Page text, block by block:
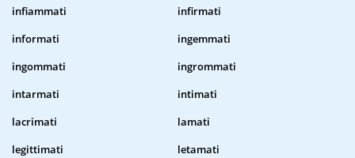
infiammati
infirmati
informati
ingemmati
ingommati
ingrommati
intarmati
intimati
lacrimati
lamati
legittimati
letamati